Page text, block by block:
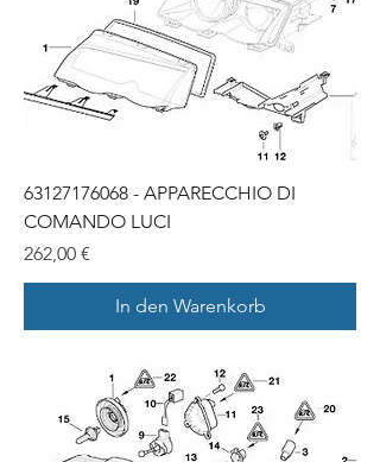
63127176068 - APPARECCHIO DI
COMANDO LUCI
Preis
262,00 €
In den Warenkorb